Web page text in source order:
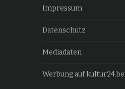
Impressum
Datenschutz
Mediadaten
Werbung auf